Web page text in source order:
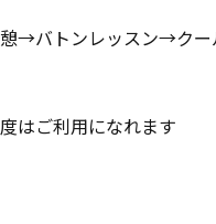
→バトンレッスン→クー
はご利用になれます